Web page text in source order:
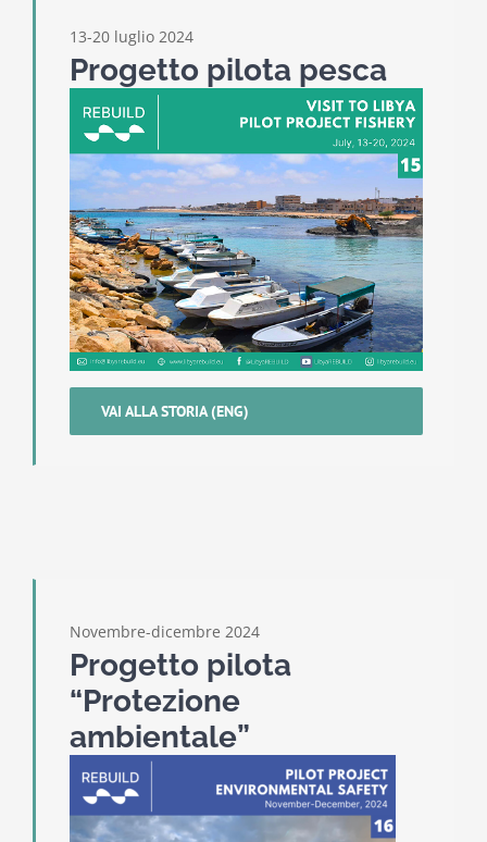
13-20 luglio 2024
Progetto pilota pesca
VAI ALLA STORIA (ENG)
Novembre-dicembre 2024
Progetto pilota
“Protezione
ambientale”